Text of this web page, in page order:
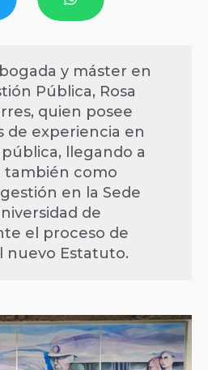
y máster en
Pública, Rosa
quien posee
de experiencia en
llegando a
también como
en la Sede
de
el proceso de
nuevo Estatuto.